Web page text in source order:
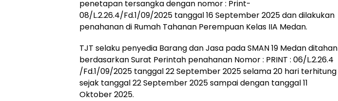
penetapan tersangka dengan nomor : Print-
08/L.2.26.4/Fd.1/09/2025 tanggal 16 September 2025 dan dilakukan
penahanan di Rumah Tahanan Perempuan Kelas IIA Medan.
TJT selaku penyedia Barang dan Jasa pada SMAN 19 Medan ditahan
berdasarkan Surat Perintah penahanan Nomor : PRINT : 06/L.2.26.4
/Fd.1/09/2025 tanggal 22 September 2025 selama 20 hari terhitung
sejak tanggal 22 September 2025 sampai dengan tanggal 11
Oktober 2025.